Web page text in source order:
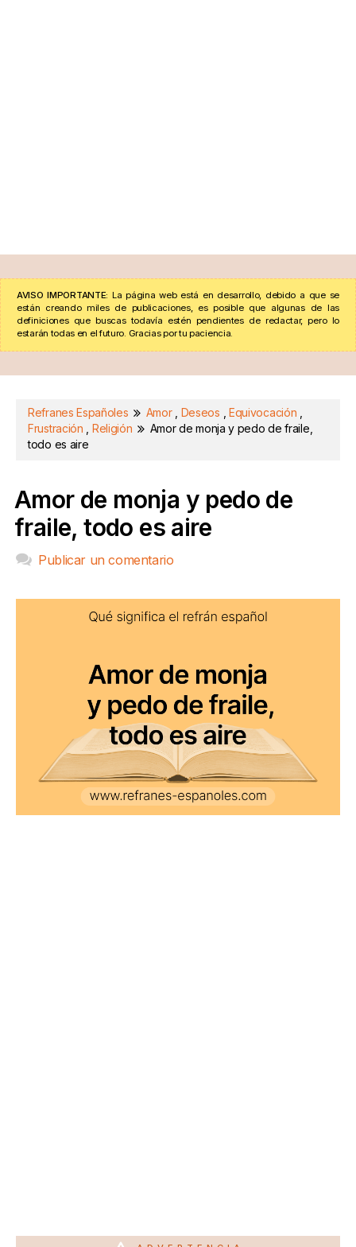
AVISO IMPORTANTE: La página web está en desarrollo, debido a que se
están creando miles de publicaciones, es posible que algunas de las
definiciones que buscas todavía estén pendientes de redactar, pero lo
estarán todas en el futuro. Gracias por tu paciencia.
Refranes Españoles Amor Deseos Equivocación
Frustración
Religión
Amor de monja y pedo de fraile,
todo es aire
Amor de monja y pedo de
fraile, todo es aire
Publicar un comentario